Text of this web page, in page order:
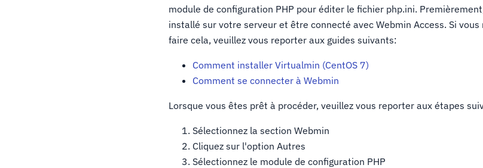
module de configuration PHP pour éditer le fichier php.ini.
installé sur votre serveur et être connecté avec Webmin Access. Si
faire cela, veuillez vous reporter aux guides suivants:
Comment installer Virtualmin (CentOS 7)
Comment se connecter à Webmin
Lorsque vous êtes prêt à procéder, veuillez vous reporter aux étapes
Sélectionnez la section Webmin
Cliquez sur l'option Autres
Sélectionnez le module de configuration PHP